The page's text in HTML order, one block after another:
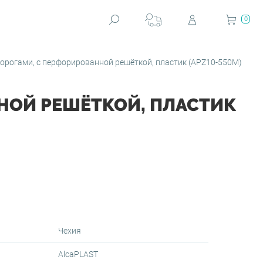
0
с перфорированной решёткой, пластик (APZ10-550M)
РЕШЁТКОЙ, ПЛАСТИК
Чехия
AlcaPLAST